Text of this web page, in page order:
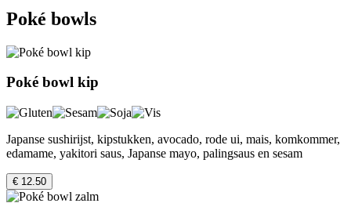
Poké bowls
Poké bowl kip
Japanse sushirijst, kipstukken, avocado, rode ui, mais, komkommer,
edamame, yakitori saus, Japanse mayo, palingsaus en sesam
€ 12.50